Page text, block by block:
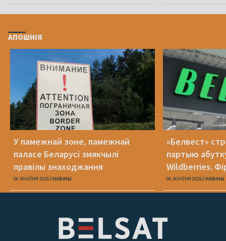
АПОШНІЯ
У памежнай зоне, памежнай
паласе Беларусі змякчылі
правілы знаходжання
06 ЖНІЎНЯ 2026 НАВІНЫ
«Белвест»
партыю
Wildberries.
банкрутавала
06 ЖНІЎНЯ 2026 НАВІНЫ